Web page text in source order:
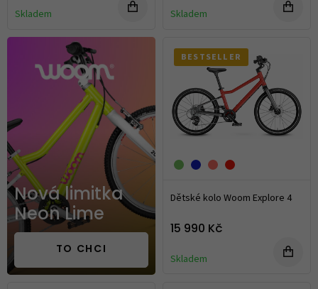
Skladem Skladem
Nová limitka
Neon Lime
TO CHCI
BESTSELLER
Dětské kolo Woom Explore 4
15 990 Kč
Skladem